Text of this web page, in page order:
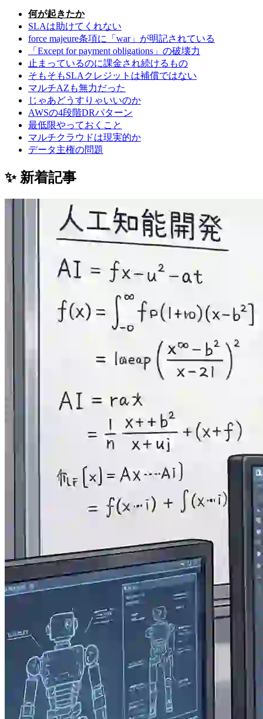
何が起きたか
SLAは助けてくれない
force majeure条項に「war」が明記されている
「Except for payment obligations」の破壊力
止まっているのに課金され続けるもの
そもそもSLAクレジットは補償ではない
マルチAZも無力だった
じゃあどうすりゃいいのか
AWSの4段階DRパターン
最低限やっておくこと
マルチクラウドは現実的か
データ主権の問題
✨ 新着記事